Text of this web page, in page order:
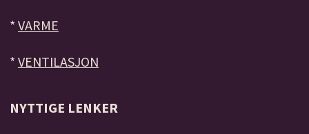
* VARME
* VENTILASJON
NYTTIGE LENKER